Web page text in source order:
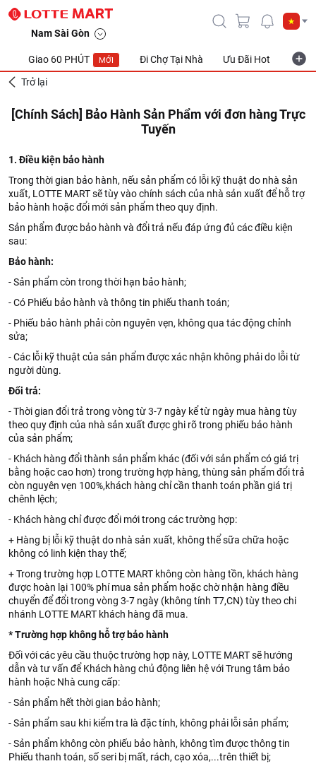
Nam Sài Gòn
Giao 60 PHÚT MỚI Đi Chợ Tại Nhà Ưu Đãi Hot
Trở lại
[Chính Sách] Bảo Hành Sản Phẩm với đơn hàng Trực
Tuyến
1. Điều kiện bảo hành
Trong thời gian bảo hành, nếu sản phẩm có lỗi kỹ thuật do nhà sản
xuất, LOTTE MART sẽ tùy vào chính sách của nhà sản xuất để hỗ trợ
bảo hành hoặc đổi mới sản phẩm theo quy định.
Sản phẩm được bảo hành và đổi trả nếu đáp ứng đủ các điều kiện
sau:
Bảo hành:
- Sản phẩm còn trong thời hạn bảo hành;
- Có Phiếu bảo hành và thông tin phiếu thanh toán;
- Phiếu bảo hành phải còn nguyên vẹn, không qua tác động chỉnh
sửa;
- Các lỗi kỹ thuật của sản phẩm được xác nhận không phải do lỗi từ
người dùng.
Đổi trả:
- Thời gian đổi trả trong vòng từ 3-7 ngày kể từ ngày mua hàng tùy
theo quy định của nhà sản xuất được ghi rõ trong phiếu bảo hành
của sản phẩm;
- Khách hàng đổi thành sản phẩm khác (đối với sản phẩm có giá trị
bằng hoặc cao hơn) trong trường hợp hàng, thùng sản phẩm đổi trả
còn nguyên vẹn 100%,khách hàng chỉ cần thanh toán phần giá trị
chênh lệch;
- Khách hàng chỉ được đổi mới trong các trường hợp:
+ Hàng bị lỗi kỹ thuật do nhà sản xuất, không thể sữa chữa hoặc
không có linh kiện thay thế;
+ Trong trường hợp LOTTE MART không còn hàng tồn, khách hàng
được hoàn lại 100% phí mua sản phẩm hoặc chờ nhận hàng điều
chuyển để đổi trong vòng 3-7 ngày (không tính T7,CN) tùy theo chi
nhánh LOTTE MART khách hàng đã mua.
* Trường hợp không hỗ trợ bảo hành
Đối với các yêu cầu thuộc trường hợp này, LOTTE MART sẽ hướng
dẫn và tư vấn để Khách hàng chủ động liên hệ với Trung tâm bảo
hành hoặc Nhà cung cấp:
- Sản phẩm hết thời gian bảo hành;
- Sản phẩm sau khi kiểm tra là đặc tính, không phải lỗi sản phẩm;
- Sản phẩm không còn phiếu bảo hành, không tìm được thông tin
Phiếu thanh toán, số seri bị mất, rách, cạo xóa,...trên thiết bị;